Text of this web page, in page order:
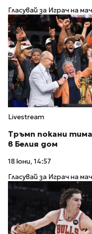
Гласувай за Играч на
Livestream
Тръмп покани
в Белия дом
18 юни, 14:57
Гласувай за Играч на